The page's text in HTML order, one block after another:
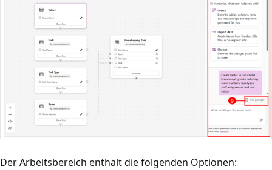
Der Arbeitsbereich enthält die folgenden Optionen: